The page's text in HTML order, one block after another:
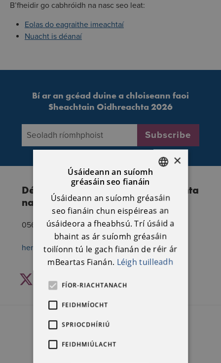
B’fheidir go cabhróidh na nasc seo leat:
Eolas do eagraithe imeachtaí
Nuacht is déanaí
Bí ar an gcéad duine a chloiseann faoi
Sheachtain Oidhreachta 2026
Seoladh ríomhphoist
Subscribe
Déan Teagmháil Seachtain Náisúinta
na hOidhreachta
056 7770777
heritageweek@heritagecouncil.ie
Twitter
×
Úsáideann an suíomh
gréasáin seo fianáin
Úsáideann an suíomh gréasáin
seo fianáin chun eispéireas an
úsáideora a fheabhsú. Trí úsáid a
bhaint as ár suíomh gréasáin
toilíonn tú le gach fianán de réir ár
mBeartas Fianán. Léigh tuilleadh
FÍOR-RIACHTANACH
FEIDHMÍOCHT
SPRIOCDHÍRIÚ
FEIDHMIÚLACHT